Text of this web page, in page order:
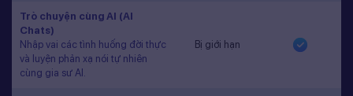
Trò chuyện cùng AI (AI
Chats)
Nhập vai các tình huống đời thực
và luyện phản xạ nói tự nhiên
cùng gia sư AI.
Bị giới hạn